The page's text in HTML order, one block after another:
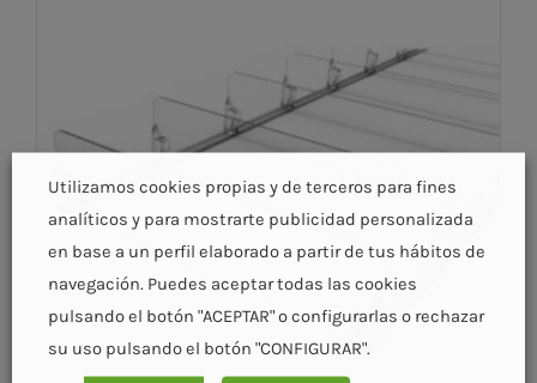
Utilizamos cookies propias y de terceros para fines
analíticos y para mostrarte publicidad personalizada
en base a un perfil elaborado a partir de tus hábitos de
navegación. Puedes aceptar todas las cookies
pulsando el botón "ACEPTAR" o configurarlas o rechazar
su uso pulsando el botón "CONFIGURAR".